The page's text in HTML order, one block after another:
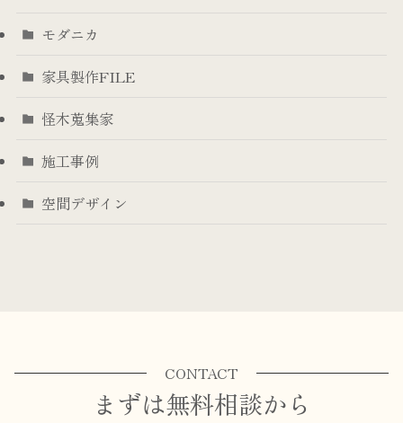
モダニカ
家具製作FILE
怪木蒐集家
施工事例
空間デザイン
CONTACT
まずは無料相談から